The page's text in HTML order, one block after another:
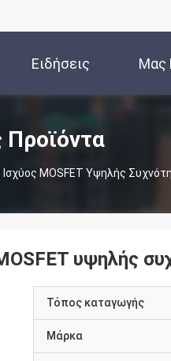
Ειδήσεις Μας
MOSFET Υψηλής
υψηλής
Τόπος καταγωγής
Μάρκα